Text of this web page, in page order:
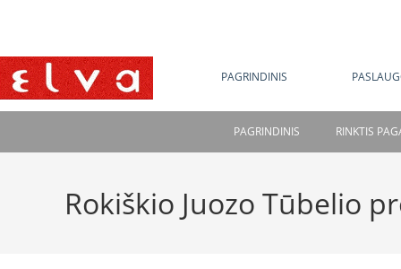
PAGRINDINIS
PAGRINDINIS RINKTIS
Rokiškio Juozo Tūbelio